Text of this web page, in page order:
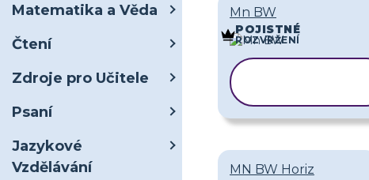
Matematika a Věda
Čtení
Zdroje pro Učitele
Psaní
Jazykové
Vzdělávání
Mn BW
POJISTNÉ
ROZVRŽENÍ
MN BW Horiz